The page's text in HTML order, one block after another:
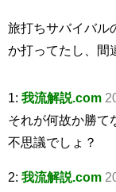
旅打ちサバイバル
か打ってたし、間
1: 我流解説.com
それが何故か勝て
不思議でしょ？
2: 我流解説.com